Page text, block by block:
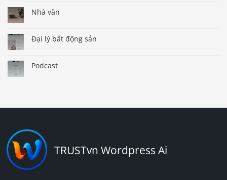
Nhà văn
Đại lý bất động sản
Podcast
TRUSTvn Wordpress Ai